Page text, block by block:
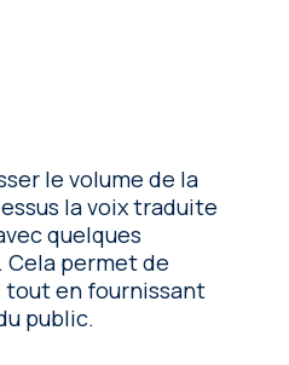
le volume de la
la voix traduite
quelques
Cela permet de
tout en fournissant
public.